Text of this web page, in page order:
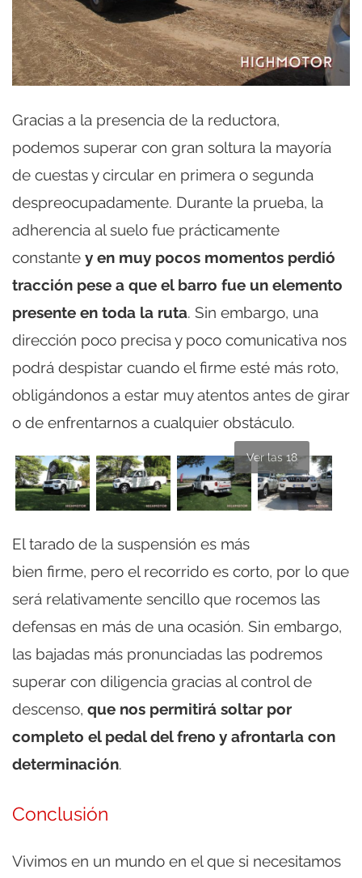
Gracias a la presencia de la reductora,
podemos superar con gran soltura la mayoría
de cuestas y circular en primera o segunda
despreocupadamente. Durante la prueba, la
adherencia al suelo fue prácticamente
constante y en muy pocos momentos perdió
tracción pese a que el barro fue un elemento
presente en toda la ruta. Sin embargo, una
dirección poco precisa y poco comunicativa nos
podrá despistar cuando el firme esté más roto,
obligándonos a estar muy atentos antes de girar
o de enfrentarnos a cualquier obstáculo.
Ver las 18
El tarado de la suspensión es más
bien firme, pero el recorrido es corto, por lo que
será relativamente sencillo que rocemos las
defensas en más de una ocasión. Sin embargo,
las bajadas más pronunciadas las podremos
superar con diligencia gracias al control de
descenso, que nos permitirá soltar por
completo el pedal del freno y afrontarla con
determinación.
Conclusión
Vivimos en un mundo en el que si necesitamos